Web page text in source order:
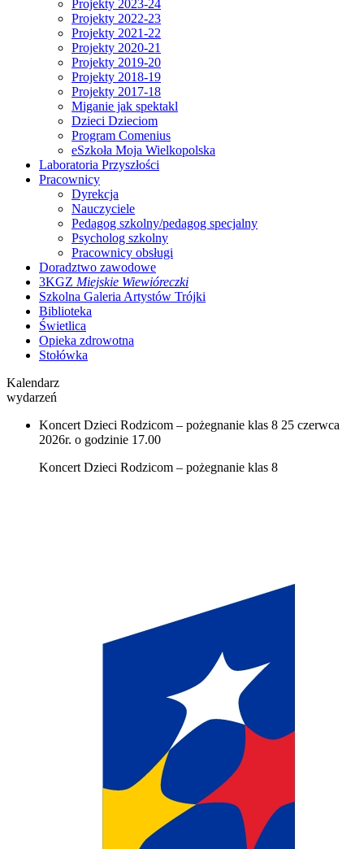
Projekty 2023-24
Projekty 2022-23
Projekty 2021-22
Projekty 2020-21
Projekty 2019-20
Projekty 2018-19
Projekty 2017-18
Miganie jak spektakl
Dzieci Dzieciom
Program Comenius
eSzkoła Moja Wielkopolska
Laboratoria Przyszłości
Pracownicy
Dyrekcja
Nauczyciele
Pedagog szkolny/pedagog specjalny
Psycholog szkolny
Pracownicy obsługi
Doradztwo zawodowe
3KGZ Miejskie Wiewióreczki
Szkolna Galeria Artystów Trójki
Biblioteka
Świetlica
Opieka zdrowotna
Stołówka
Kalendarz
wydarzeń
Koncert Dzieci Rodzicom – pożegnanie klas 8 25 czerwca
2026r. o godzinie 17.00
Koncert Dzieci Rodzicom – pożegnanie klas 8